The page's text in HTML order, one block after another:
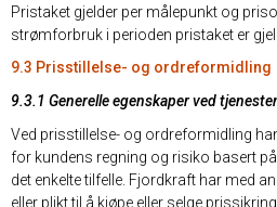
Pristaket gjelder per målepunkt og
strømforbruk i perioden pristaket er
9.3 Prisstillelse- og ordreformidling
9.3.1 Generelle egenskaper ved
Ved prisstillelse- og ordreformidling
for kundens regning og risiko basert
det enkelte tilfelle. Fjordkraft har med
eller plikt til å kjøpe eller selge